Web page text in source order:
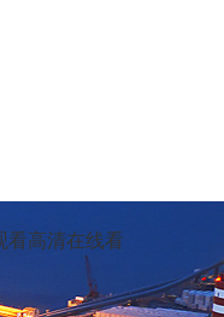
看高清在线看